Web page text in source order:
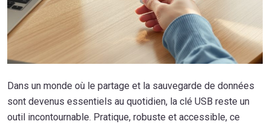
Dans un monde où le partage et la sauvegarde de données
sont devenus essentiels au quotidien, la clé USB reste un
outil incontournable. Pratique, robuste et accessible, ce